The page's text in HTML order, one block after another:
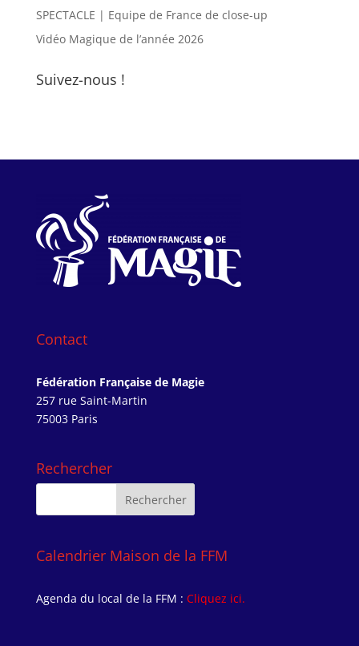
SPECTACLE | Equipe de France de close-up
Vidéo Magique de l’année 2026
Suivez-nous !
Contact
Fédération Française de Magie
257 rue Saint-Martin
75003 Paris
Rechercher
Calendrier Maison de la FFM
Agenda du local de la FFM : Cliquez ici.